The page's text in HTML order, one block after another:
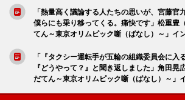
「熱量高く議論する人たちの思いが、宮藤官
僕らにも乗り移ってくる。痛快です」松重豊
てん～東京オリムピック噺（ばなし）～」イ
「『タクシー運転手が五輪の組織委員会に入
『どうやって？』と聞き返しました」角田晃
だてん～東京オリムピック噺（ばなし）～」